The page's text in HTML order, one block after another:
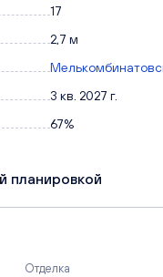
17
2,7 м
3 кв. 2027 г.
67%
планировкой
Отделка